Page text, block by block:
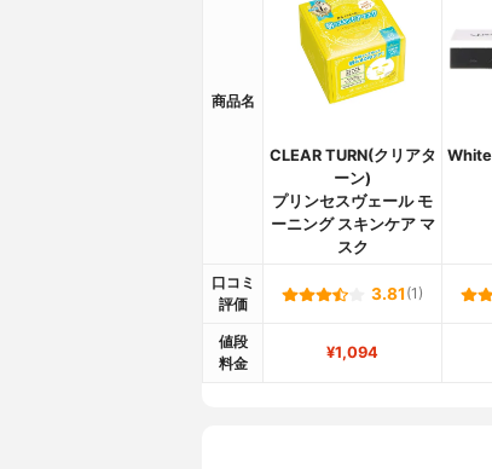
商品名
CLEAR TURN(クリアタ
ーン)
プリンセスヴェール モ
ーニング スキンケア マ
スク
口コミ
評価
3.81 (1)
値段
料金
¥1,094